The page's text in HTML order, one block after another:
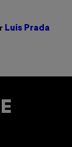
Luis Prada